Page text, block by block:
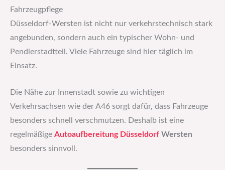
Fahrzeugpflege
Düsseldorf-Wersten ist nicht nur verkehrstechnisch stark
angebunden, sondern auch ein typischer Wohn- und
Pendlerstadtteil. Viele Fahrzeuge sind hier täglich im
Einsatz.
Die Nähe zur Innenstadt sowie zu wichtigen
Verkehrsachsen wie der A46 sorgt dafür, dass Fahrzeuge
besonders schnell verschmutzen. Deshalb ist eine
regelmäßige Autoaufbereitung Düsseldorf Wersten
besonders sinnvoll.